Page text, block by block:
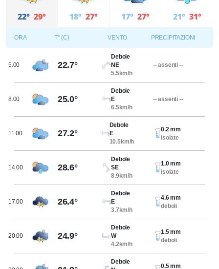
22° 29° 18° 27° 17° 27° 21° 31°
ORA T° (C) VENTO PRECIPITAZIONI
5.00 22.7°
Debole
NE
5.5km/h
-- assenti --
8.00 25.0°
Debole
E
6.5km/h
-- assenti --
11.00 27.2°
Debole
E
10.5km/h
0.2 mm
isolate
14.00 28.6°
Debole
SE
8.9km/h
1.0 mm
isolate
17.00 26.4°
Debole
E
3.7km/h
4.6 mm
deboli
20.00 24.9°
Debole
W
4.2km/h
1.5 mm
deboli
Debole
0.5 mm